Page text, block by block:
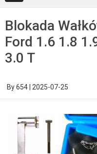
Blokada
Ford 1.6 1.8
3.0 T
By654 2025-07-25